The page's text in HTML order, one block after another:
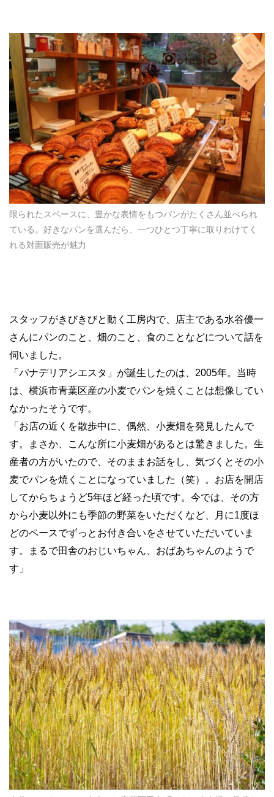
限られたスペースに、豊かな表情をもつパンがたくさん並べられ
ている。好きなパンを選んだら、一つひとつ丁寧に取りわけてく
れる対面販売が魅力
スタッフがきびきびと動く工房内で、店主である水谷優一
さんにパンのこと、畑のこと、食のことなどについて話を
伺いました。
「パナデリアシエスタ」が誕生したのは、2005年。当時
は、横浜市青葉区産の小麦でパンを焼くことは想像してい
なかったそうです。
「お店の近くを散歩中に、偶然、小麦畑を発見したんで
す。まさか、こんな所に小麦畑があるとは驚きました。生
産者の方がいたので、そのままお話をし、気づくとその小
麦でパンを焼くことになっていました（笑）。お店を開店
してからちょうど5年ほど経った頃です。今では、その方
から小麦以外にも季節の野菜をいただくなど、月に1度ほ
どのペースでずっとお付き合いをさせていただいていま
す。まるで田舎のおじいちゃん、おばあちゃんのようで
す」